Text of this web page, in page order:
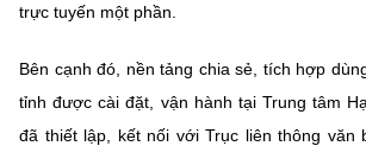
trực tuyến một phần.
Bên cạnh đó, nền tảng chia sẻ, tích hợp
tỉnh được cài đặt, vận hành tại Trung tâm
đã thiết lập, kết nối với Trục liên thông văn